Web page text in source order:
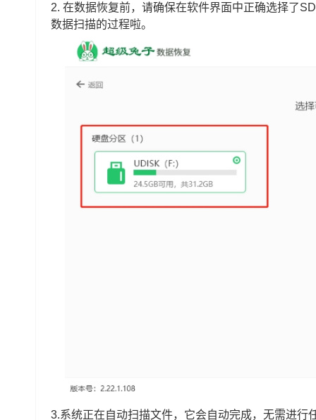
2. 在数据恢复前，请确保在软件界面中正确选择了
数据扫描的过程啦。
3.系统正在自动扫描文件，它会自动完成，无需进